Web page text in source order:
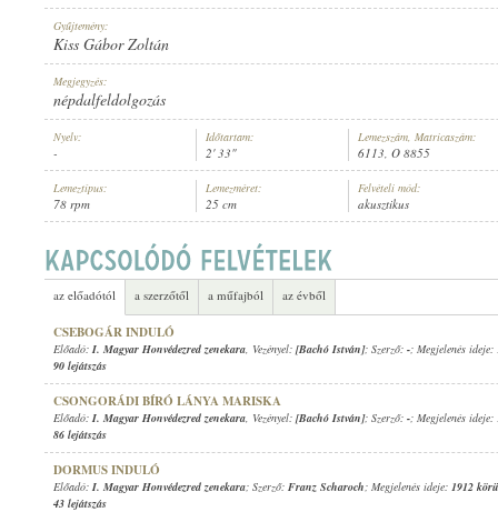
I. MAGYAR HONVÉDEZRED ZENEKARA, VEZÉNYEL:
LEMEZSZÁM:
Gyűjtemény:
Kiss Gábor Zoltán
Megjegyzés:
népdalfeldolgozás
Nyelv:
-
Időtartam:
2' 33"
Lemezszám, Matricaszám:
6113, O 8855
Lemeztípus:
78 rpm
Lemezméret:
25 cm
Felvételi mód:
akusztikus
az előadótól a szerzőtől a műfajból az évből
CSEBOGÁR INDULÓ
Előadó: I. Magyar Honvédezred zenekara, Vezényel: [Bachó István]; Szerző: -; Megjelenés ideje:
90 lejátszás
CSONGORÁDI BÍRÓ LÁNYA MARISKA
Előadó: I. Magyar Honvédezred zenekara, Vezényel: [Bachó István]; Szerző: -; Megjelenés ideje:
86 lejátszás
DORMUS INDULÓ
Előadó: I. Magyar Honvédezred zenekara; Szerző: Franz Scharoch; Megjelenés ideje: 1912
43 lejátszás